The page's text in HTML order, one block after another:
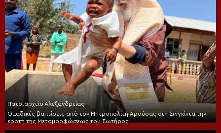
Πατριαρχείο Αλεξανδρείας
Ομαδικές βαπτίσεις από τον Μητροπολίτη Αρούσας στη Σινγκίντα την
εορτή της Μεταμορφώσεως του Σωτήρος